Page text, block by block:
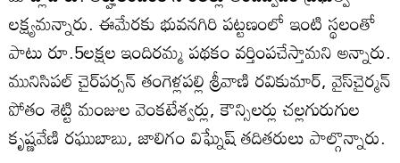
లక్ష్యమన్నారు. ఈమేరకు భువనగిరి పట్టణంలో ఇంటి స్థలంతో
పాటు రూ.5లక్షల ఇందిరమ్మ పథకం వర్తింపచేస్తామని అన్నారు.
మునిసిపల్‌ చైర్‌పర్సన్‌ తంగెళ్లపల్లి శ్రీవాణి రవికుమార్‌, వైస్‌చైర్మన్‌
పోతం శెట్టి మంజుల వెంకటేశ్వర్లు, కౌన్సిలర్లు చల్లగురుగుల
కృష్ణవేణి రఘుబాబు, జాలిగం విఘ్నేష్‌ తదితరులు పాల్గొన్నారు.